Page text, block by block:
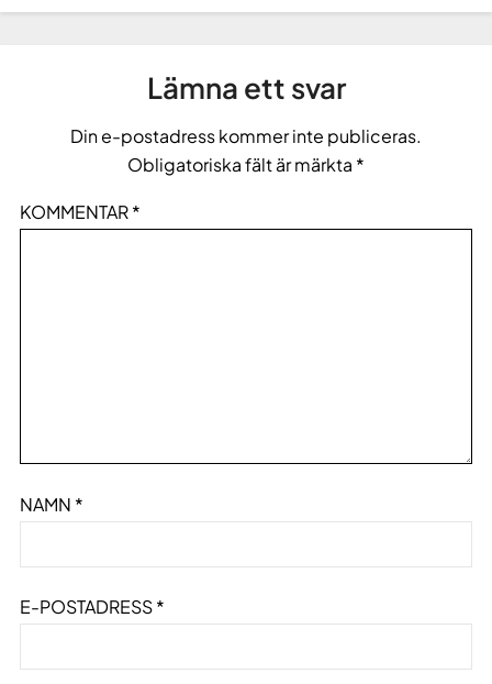
Lämna ett svar
Din e-postadress kommer inte publiceras.
Obligatoriska fält är märkta *
KOMMENTAR*
NAMN *
E-POSTADRESS*